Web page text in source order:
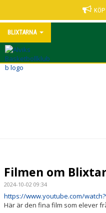
BLIXTARNA
HEM
KONTAKT
Filmen om
2024-10-02 09:34
https://www.youtube.com/
Här är den fina film som elever